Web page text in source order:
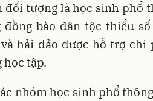
đối tượng là học sinh phổ
đồng bào dân tộc thiểu
hải đảo được hỗ trợ chi
học tập.
nhóm học sinh phổ